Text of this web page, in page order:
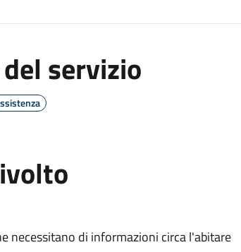
servizio
necessitano di informazioni circa l'abitare